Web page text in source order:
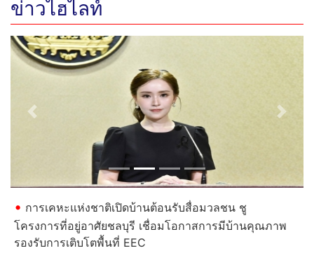
ข่าวไฮไลท์
Previous Next
การเคหะแห่งชาติเปิดบ้านต้อนรับสื่อมวลชน ชู
โครงการที่อยู่อาศัยชลบุรี เชื่อมโอกาสการมีบ้านคุณภาพ
รองรับการเติบโตพื้นที่ EEC